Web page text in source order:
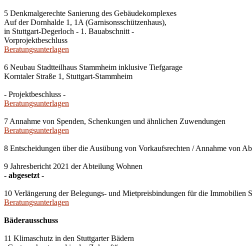
5 Denkmalgerechte Sanierung des Gebäudekomplexes
Auf der Dornhalde 1, 1A (Garnisonsschützenhaus),
in Stuttgart-Degerloch - 1. Bauabschnitt -
Vorprojektbeschluss
Beratungsunterlagen
6 Neubau Stadtteilhaus Stammheim inklusive Tiefgarage
Korntaler Straße 1, Stuttgart-Stammheim
- Projektbeschluss -
Beratungsunterlagen
7 Annahme von Spenden, Schenkungen und ähnlichen Zuwendungen
Beratungsunterlagen
8 Entscheidungen über die Ausübung von Vorkaufsrechten / Annahme von
9 Jahresbericht 2021 der Abteilung Wohnen
- abgesetzt -
10 Verlängerung der Belegungs- und Mietpreisbindungen für die
Beratungsunterlagen
Bäderausschuss
11 Klimaschutz in den Stuttgarter Bädern